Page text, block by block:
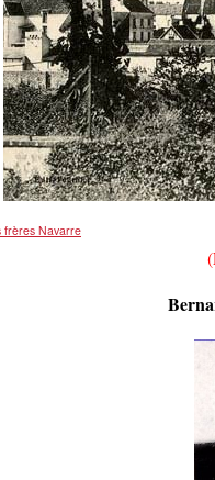
frères Navarre
Bernard